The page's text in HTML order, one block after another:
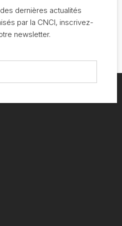
dernières actualités
par la CNCI, inscrivez-
newsletter.